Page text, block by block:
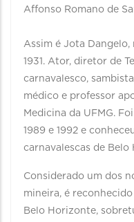
Affonso Romano de
Assim é Jota Dangelo,
1931. Ator, diretor de
carnavalesco,
médico e professor
Medicina da UFMG.
1989 e 1992 e
carnavalescas de Belo
Considerado um dos
mineira, é
Belo Horizonte,